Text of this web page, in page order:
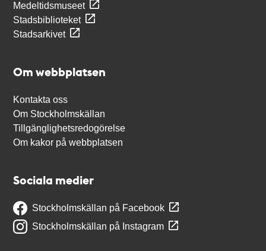
Medeltidsmuseet
Stadsbiblioteket
Stadsarkivet
Om webbplatsen
Kontakta oss
Om Stockholmskällan
Tillgänglighetsredogörelse
Om kakor på webbplatsen
Sociala medier
Stockholmskällan på Facebook
Stockholmskällan på Instagram